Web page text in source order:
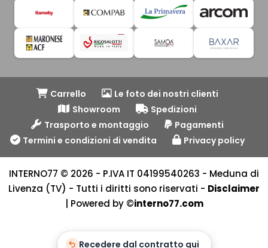
Carrello
Le foto dei nostri clienti
Showroom
Spedizioni
Trasporto e montaggio
Pagamenti
Termini e condizioni di vendita
Privacy policy
INTERNO77 © 2026 - P.IVA IT 04199540263 - Meduna di
Livenza (TV) - Tutti i diritti sono riservati - Disclaimer
| Powered by ©interno77.com
Recedere dal contratto qui